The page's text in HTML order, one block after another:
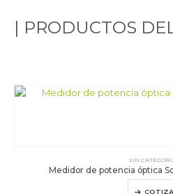
| PRODUCTOS DE
SIN
Medidor de potencia óptica